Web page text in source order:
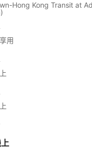
Hong Kong Transit at
用